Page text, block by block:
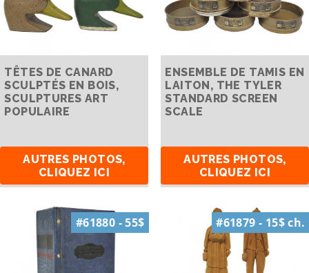
TÊTES DE CANARD
SCULPTÉS EN BOIS,
SCULPTURES ART
POPULAIRE
AUTRES PHOTOS,
CLIQUEZ ICI
ENSEMBLE DE TAMIS EN
LAITON, THE TYLER
STANDARD SCREEN
SCALE
AUTRES PHOTOS,
CLIQUEZ ICI
#61880 - 55$ #61879 - 15$ ch.